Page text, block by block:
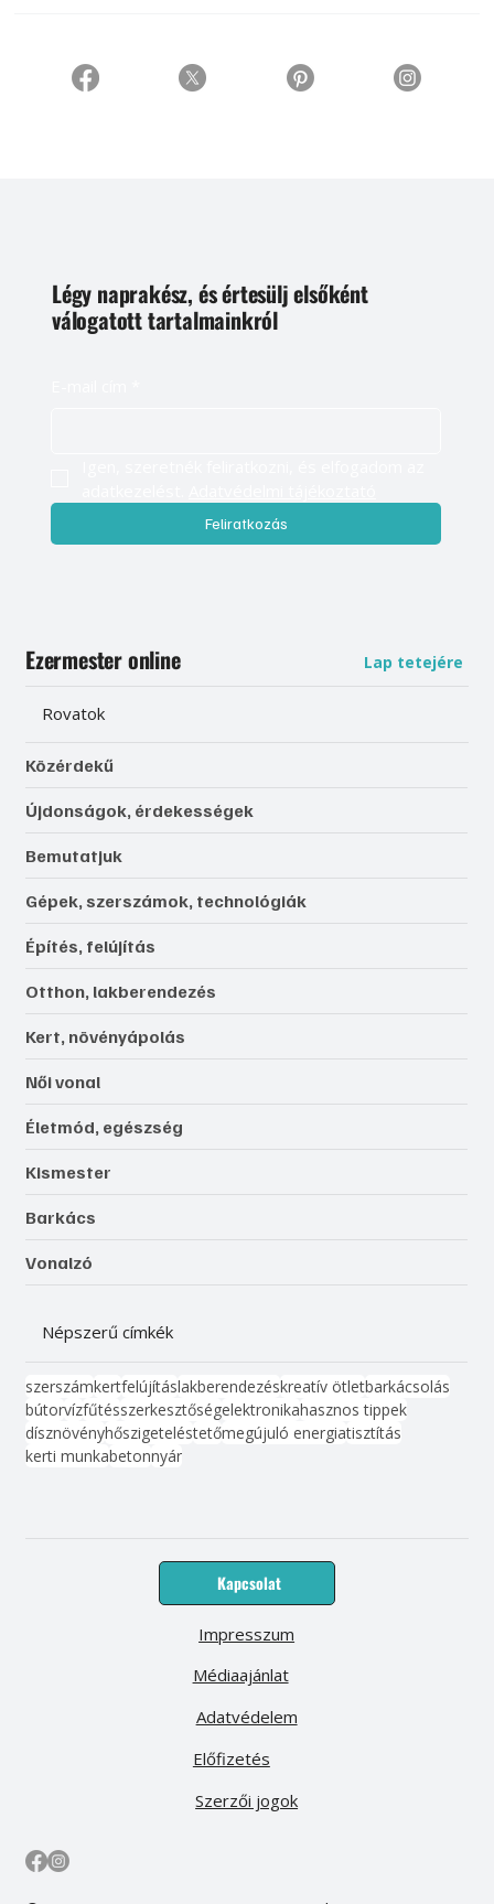
Légy naprakész, és értesülj elsőként
válogatott tartalmainkról
Feliratkozás
Ezermester online Lap tetejére
Rovatok
Közérdekű
Újdonságok, érdekességek
Bemutatjuk
Gépek, szerszámok, technológiák
Építés, felújítás
Otthon, lakberendezés
Kert, növényápolás
Női vonal
Életmód, egészség
Kismester
Barkács
Vonalzó
Népszerű címkék
szerszámkertfelújításlakberendezéskreatív ötletbarkácsolás
bútorvízfűtésszerkesztőségelektronikahasznos tippek
dísznövényhőszigeteléstetőmegújuló energiatisztítás
kerti munkabetonnyár
Kapcsolat
Médiaajánlat
Előfizetés
Impresszum
Adatvédelem
Szerzői jogok